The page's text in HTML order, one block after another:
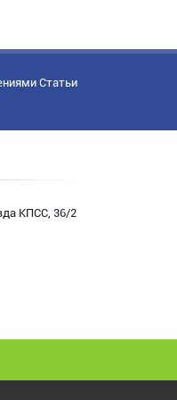
Статьи
КПСС, 36/2